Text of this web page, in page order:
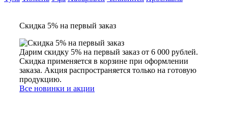
Скидка 5% на первый заказ
Дарим скидку 5% на первый заказ от 6 000 рублей.
Скидка применяется в корзине при оформлении
заказа. Акция распространяется только на готовую
продукцию.
Все новинки и акции